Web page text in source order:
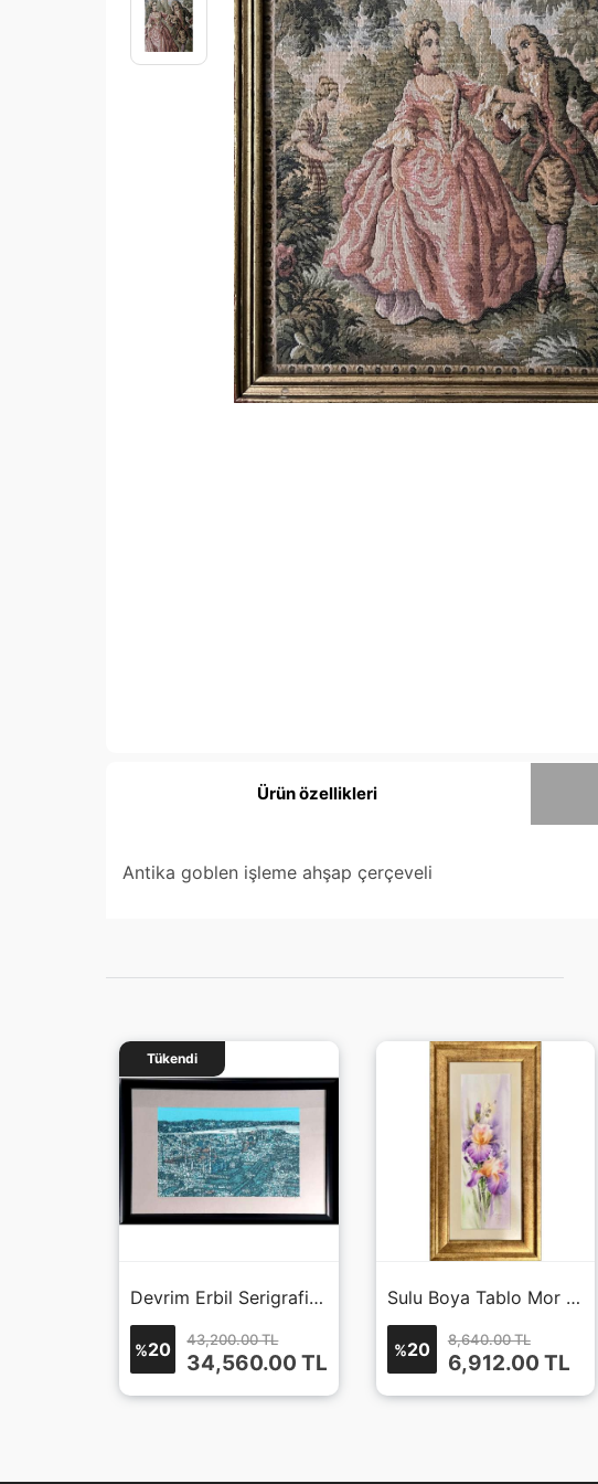
Ürün özellikleri
Antika goblen işleme ahşap çerçeveli
Devrim Erbil Serigrafi Baskı
Tükendi
%20 43,200.00 TL
34,560.00 TL
Sulu Boya Tablo Mor Çiçek
%20 8,640.00 TL
6,912.00 TL